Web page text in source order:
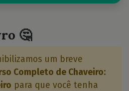
🤔
um breve
Completo de Chaveiro:
para que você tenha